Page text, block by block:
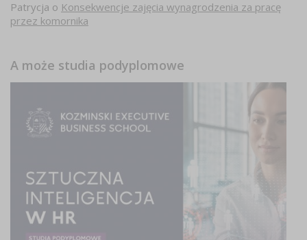
Patrycja o Konsekwencje zajęcia wynagrodzenia za pracę
przez komornika
A może studia podyplomowe